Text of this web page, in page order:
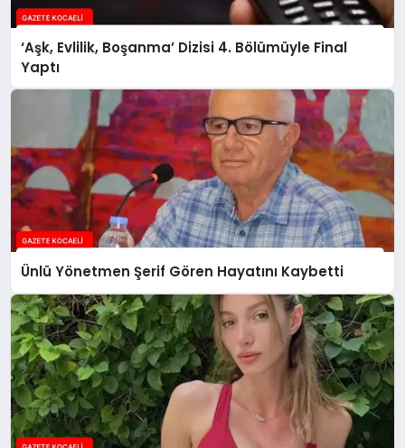
‘Aşk, Evlilik, Boşanma’ Dizisi 4. Bölümüyle Final
Yaptı
Ünlü Yönetmen Şerif Gören Hayatını Kaybetti